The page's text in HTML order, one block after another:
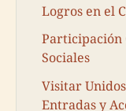
Logros en el
Participación
Sociales
Visitar
Entradas y